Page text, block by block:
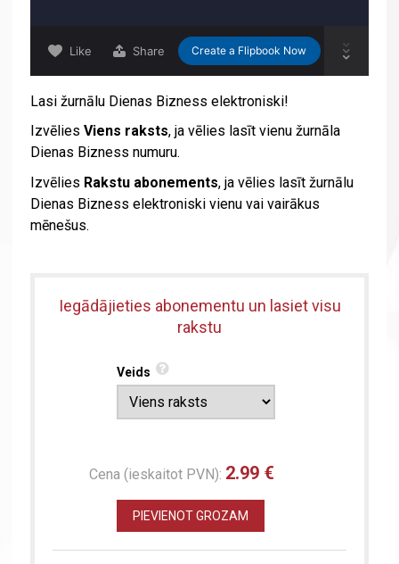
Lasi žurnālu Dienas Bizness elektroniski!
Izvēlies Viens raksts, ja vēlies lasīt vienu žurnāla
Dienas Bizness numuru.
Izvēlies Rakstu abonements, ja vēlies lasīt žurnālu
Dienas Bizness elektroniski vienu vai vairākus
mēnešus.
Iegādājieties abonementu un lasiet visu
rakstu
Veids
Cena (ieskaitot PVN): 2.99 €
PIEVIENOT GROZAM